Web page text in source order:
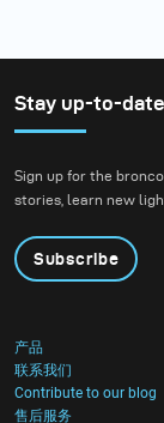
Stay up-to-date
Sign up for the
stories, learn new
Subscribe
产品
联系我们
Contribute to our blog
售后服务